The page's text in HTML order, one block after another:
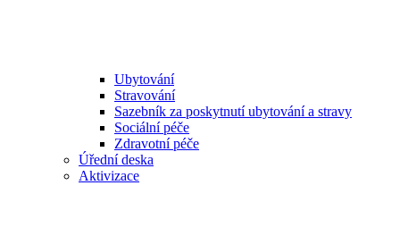
Ubytování
Stravování
Sazebník za poskytnutí ubytování a stravy
Sociální péče
Zdravotní péče
Úřední deska
Aktivizace